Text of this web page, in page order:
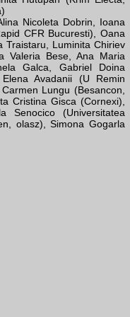
Nicoleta Dobrin, Ioana
CFR Bucuresti), Oana
Traistaru, Luminita Chiriev
Valeria Bese, Ana Maria
Galca, Gabriel Doina
Avadanii (U Remin
Lungu (Besancon,
Cristina Gisca (Cornexi),
Senocico (Universitatea
olasz), Simona Gogarla